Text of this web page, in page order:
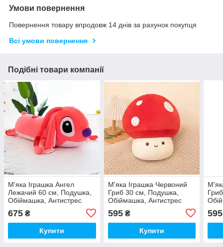
Умови повернення
Повернення товару впродовж 14 днів за рахунок покупця
Всі умови повернення
Подібні товари компанії
М'яка Іграшка Ангел
Лежачий 60 см, Подушка,
Обіймашка, Антистрес
675 ₴
Купити
М'яка Іграшка Червоний
Гриб 30 см, Подушка,
Обіймашка, Антистрес
595₴
Купити
595